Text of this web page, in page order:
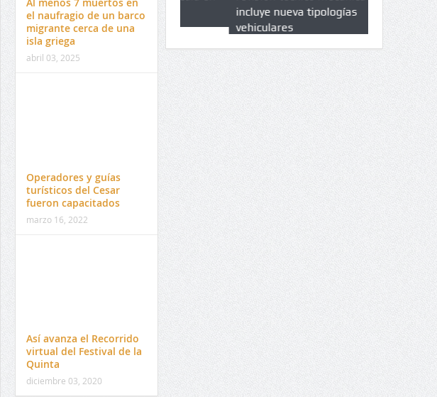
Al menos 7 muertos en
el naufragio de un barco
migrante cerca de una
isla griega
abril 03, 2025
Operadores y guías
turísticos del Cesar
fueron capacitados
marzo 16, 2022
Así avanza el Recorrido
virtual del Festival de la
Quinta
diciembre 03, 2020
preuniversitario de la UPC
incluye nueva tipologías
vehiculares